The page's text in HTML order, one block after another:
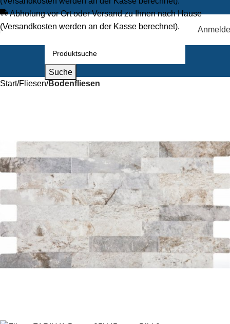
Abholung vor Ort oder Versand zu Ihnen nach Hause
(Versandkosten werden an der Kasse berechnet).
Suche
Start Fliesen Bodenfliesen